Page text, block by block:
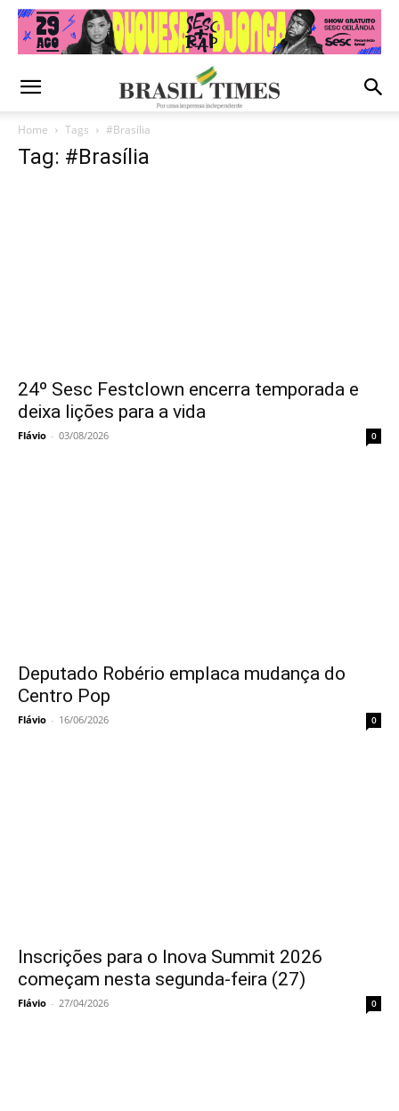
Home Tags #Brasília
Tag: #Brasília
24º Sesc Festclown encerra temporada e
deixa lições para a vida
Flávio - 03/08/2026 0
Deputado Robério emplaca mudança do
Centro Pop
Flávio - 16/06/2026 0
Inscrições para o Inova Summit 2026
começam nesta segunda-feira (27)
Flávio - 27/04/2026 0